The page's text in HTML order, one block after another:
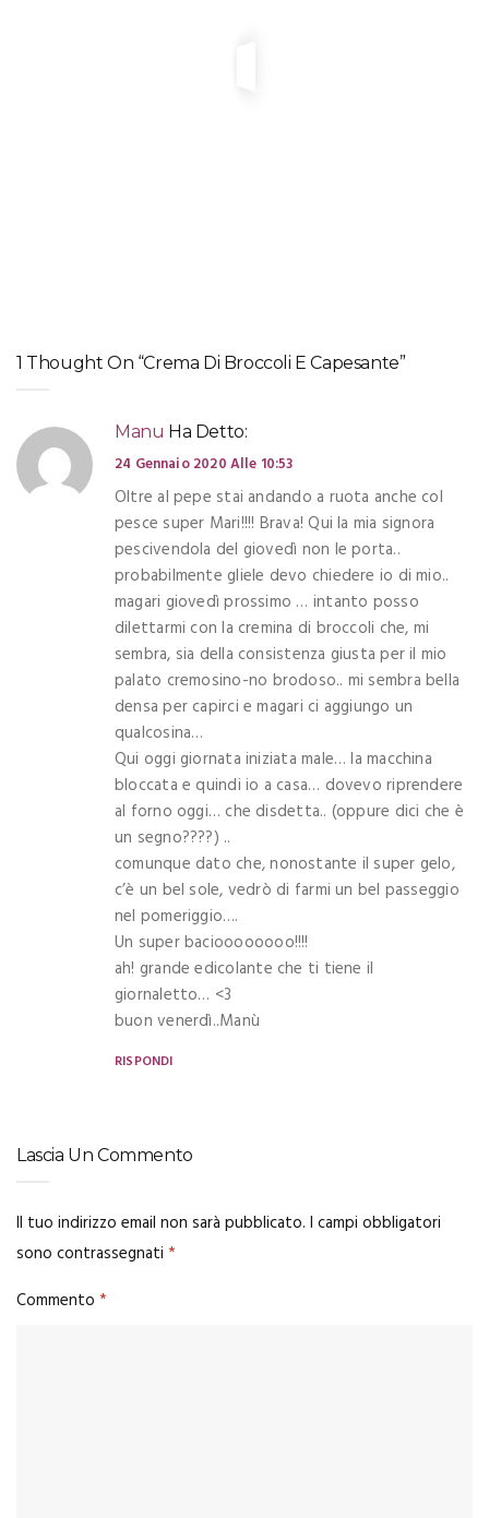
1 Thought On “Crema Di Broccoli E Capesante”
Manu Ha Detto:
24 Gennaio 2020 Alle 10:53
Oltre al pepe stai andando a ruota anche col
pesce super Mari!!!! Brava! Qui la mia signora
pescivendola del giovedì non le porta..
probabilmente gliele devo chiedere io di mio..
magari giovedì prossimo … intanto posso
dilettarmi con la cremina di broccoli che, mi
sembra, sia della consistenza giusta per il mio
palato cremosino-no brodoso.. mi sembra bella
densa per capirci e magari ci aggiungo un
qualcosina…
Qui oggi giornata iniziata male… la macchina
bloccata e quindi io a casa… dovevo riprendere
al forno oggi… che disdetta.. (oppure dici che è
un segno????) ..
comunque dato che, nonostante il super gelo,
c’è un bel sole, vedrò di farmi un bel passeggio
nel pomeriggio….
Un super bacioooooooo!!!!
ah! grande edicolante che ti tiene il
giornaletto… <3
buon venerdì..Manù
RISPONDI
Lascia Un Commento
Il tuo indirizzo email non sarà pubblicato. I campi obbligatori
sono contrassegnati *
Commento *